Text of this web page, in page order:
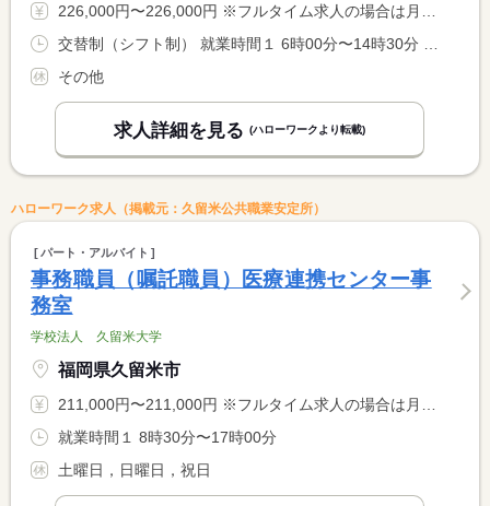
226,000円〜226,000円 ※フルタイム求人の場合は月額（換算額）、パート求人の場合は時間額を表示しています。
その他
求人詳細を見る (ハローワークより転載)
ハローワーク求人（掲載元：久留米公共職業安定所）
パート・アルバイト
事務職員（嘱託職員）医療連携センター事
務室
学校法人 久留米大学
福岡県久留米市
211,000円〜211,000円 ※フルタイム求人の場合は月額（換算額）、パート求人の場合は時間額を表示しています。
就業時間１ 8時30分〜17時00分
土曜日，日曜日，祝日